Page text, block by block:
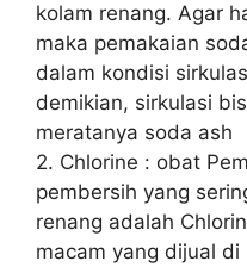
kolam renang. Agar
maka pemakaian
dalam kondisi
demikian, sirkulasi
meratanya soda ash
2. Chlorine : obat
pembersih yang
renang adalah
macam yang dijual